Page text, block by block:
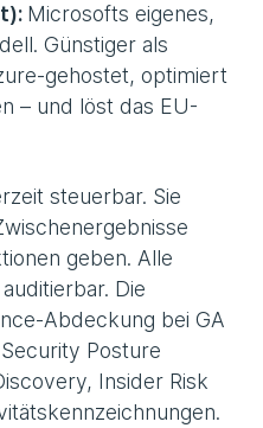
Microsofts eigenes,
Günstiger als
gehostet, optimiert
– und löst das EU-
steuerbar. Sie
geben. Alle
Die
Abdeckung bei GA
Posture
Insider Risk